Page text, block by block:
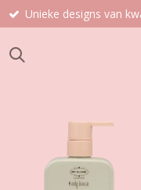
Ga
direct
naar
Unieke designs van